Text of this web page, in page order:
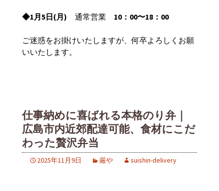
◆1月5日(月) 通常営業 10：00〜18：00
ご迷惑をお掛けいたしますが、何卒よろしくお願
いいたします。
仕事納めに喜ばれる本格のり弁｜
広島市内近郊配達可能、食材にこだ
わった贅沢弁当
2025年11月9日 厳や suishin-delivery